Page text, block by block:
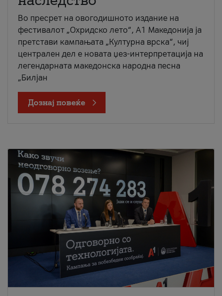
Во пресрет на овогодишното издание на
фестивалот „Охридско лето“, А1 Македонија ја
претстави кампањата „Културна врска“, чиј
централен дел е новата џез-интерпретација на
легендарната македонска народна песна
„Билјан
Дознај повеќе